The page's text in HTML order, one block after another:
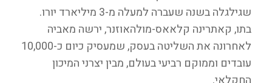
שגילגלה בשנה שעברה למעלה מ-3 מיליארד יורו.
בתו, קאתרינה קלאאס-מולהאוזנר, ירשה מאביה
לאחרונה את השליטה בעסק, שמעסיק כיום כ-10,000
עובדים וממוקם רביעי בעולם, מבין יצרני המיכון